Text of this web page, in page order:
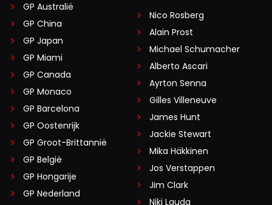
GP Australië
GP China
GP Japan
GP Miami
GP Canada
GP Monaco
GP Barcelona
GP Oostenrijk
GP Groot-Brittannië
GP België
GP Hongarije
GP Nederland
Nico Rosberg
Alain Prost
Michael Schumacher
Alberto Ascari
Ayrton Senna
Gilles Villeneuve
James Hunt
Jackie Stewart
Mika Häkkinen
Jos Verstappen
Jim Clark
Niki Lauda